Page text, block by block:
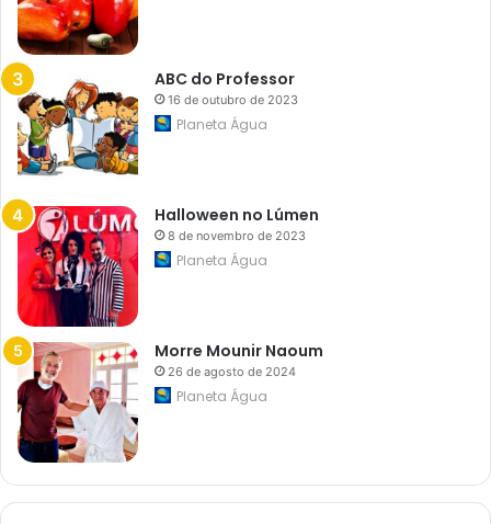
ABC do Professor
16 de outubro de 2023
Planeta Água
Halloween no Lúmen
8 de novembro de 2023
Planeta Água
Morre Mounir Naoum
26 de agosto de 2024
Planeta Água